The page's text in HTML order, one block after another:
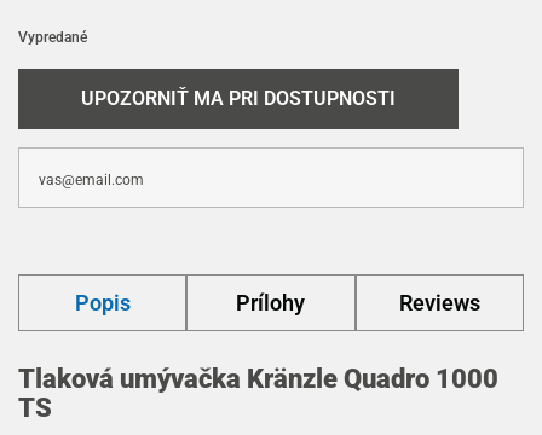
Vypredané
UPOZORNIŤ MA PRI DOSTUPNOSTI
Popis Prílohy Reviews
Tlaková umývačka Kränzle Quadro 1000
TS